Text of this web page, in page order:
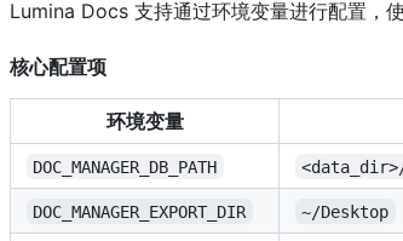
Lumina Docs 支持通过环境变量进行配置，
核心配置项
环境变量
DOC_MANAGER_DB_PATH
DOC_MANAGER_EXPORT_DIR ~/Desktop